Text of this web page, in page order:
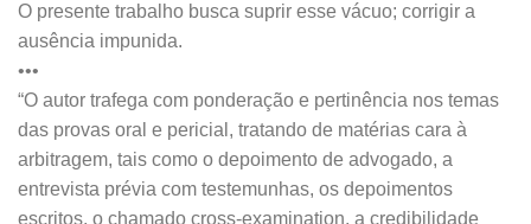
O presente trabalho busca suprir esse vácuo; corrigir a
ausência impunida.
•••
“O autor trafega com ponderação e pertinência nos temas
das provas oral e pericial, tratando de matérias cara à
arbitragem, tais como o depoimento de advogado, a
entrevista prévia com testemunhas, os depoimentos
escritos, o chamado cross-examination, a credibilidade